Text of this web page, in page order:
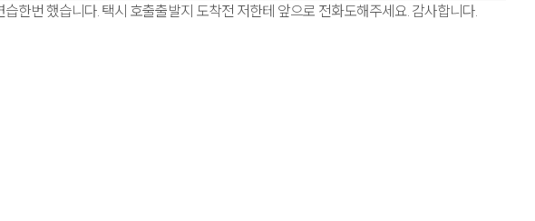
한번 했습니다. 택시 호출출발지 도착전 저한테 앞으로 전화도해주세요. 감사합니다.